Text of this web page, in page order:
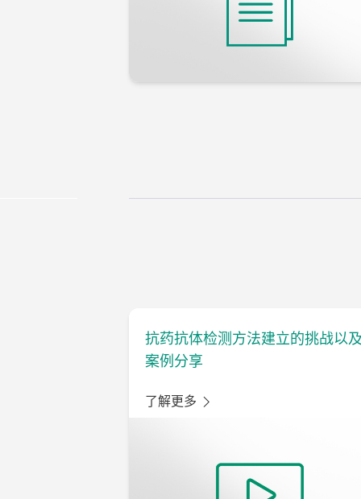
抗药抗体检测方法建立的挑战以
案例分享
了解更多